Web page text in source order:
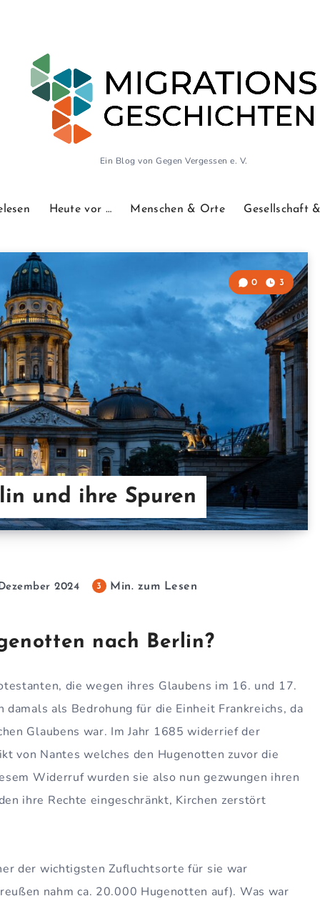
Ein Blog von Gegen Vergessen e. V.
Heute vor … Menschen & Orte Gesellschaft
und ihre Spuren
0 3
2024 3 Min. zum Lesen
nach Berlin?
die wegen ihres Glaubens im 16. und 17.
als Bedrohung für die Einheit Frankreichs, da
Glaubens war. Im Jahr 1685 widerrief der
von Nantes welches den Hugenotten zuvor die
Widerruf wurden sie also nun gezwungen ihren
ihre Rechte eingeschränkt, Kirchen zerstört
der wichtigsten Zufluchtsorte für sie war
nahm ca. 20.000 Hugenotten auf). Was war